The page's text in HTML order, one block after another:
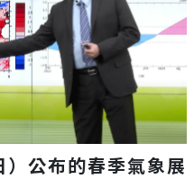
公布的春季氣象展